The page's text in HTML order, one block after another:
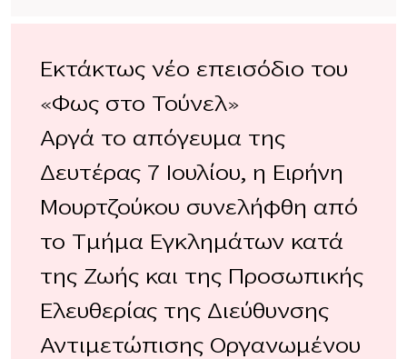
Εκτάκτως νέο επεισόδιο του
«Φως στο Τούνελ»
Αργά το απόγευμα της
Δευτέρας 7 Ιουλίου, η Ειρήνη
Μουρτζούκου συνελήφθη από
το Τμήμα Εγκλημάτων κατά
της Ζωής και της Προσωπικής
Ελευθερίας της Διεύθυνσης
Αντιμετώπισης Οργανωμένου